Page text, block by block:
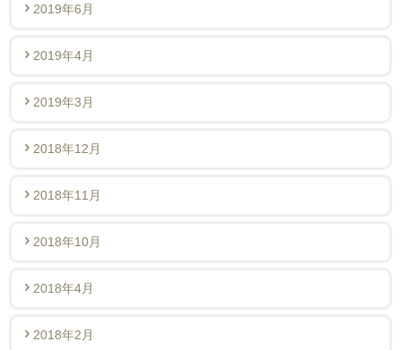
2019年6月
2019年4月
2019年3月
2018年12月
2018年11月
2018年10月
2018年4月
2018年2月